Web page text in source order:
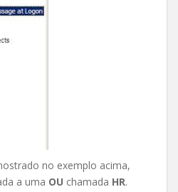
no exemplo acima,
a uma OU chamada HR.